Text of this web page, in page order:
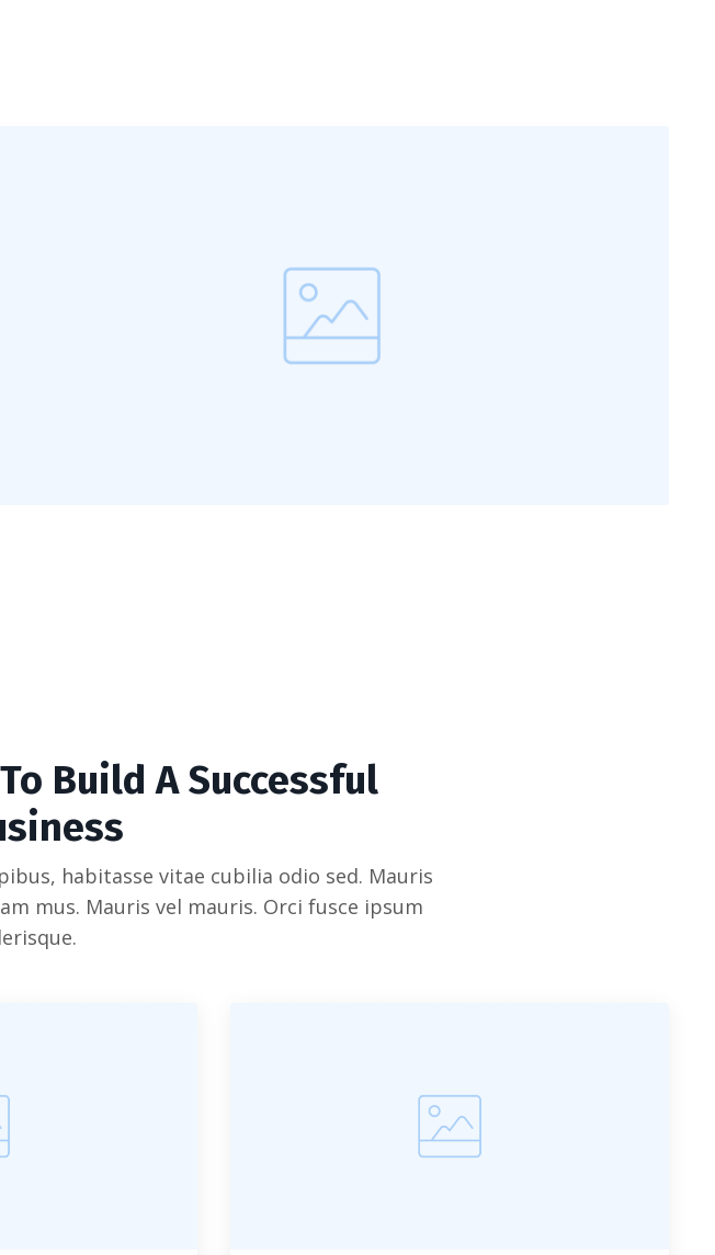
Build A Successful
habitasse vitae cubilia odio sed. Mauris
mus. Mauris vel mauris. Orci fusce ipsum